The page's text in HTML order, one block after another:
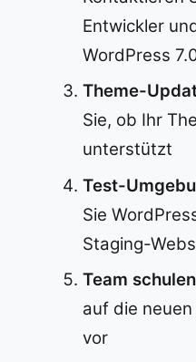
Entwickler
WordPress
Theme-
Sie, ob Ihr
unterstützt
Test-
Sie
Staging-
Team
auf die
vor